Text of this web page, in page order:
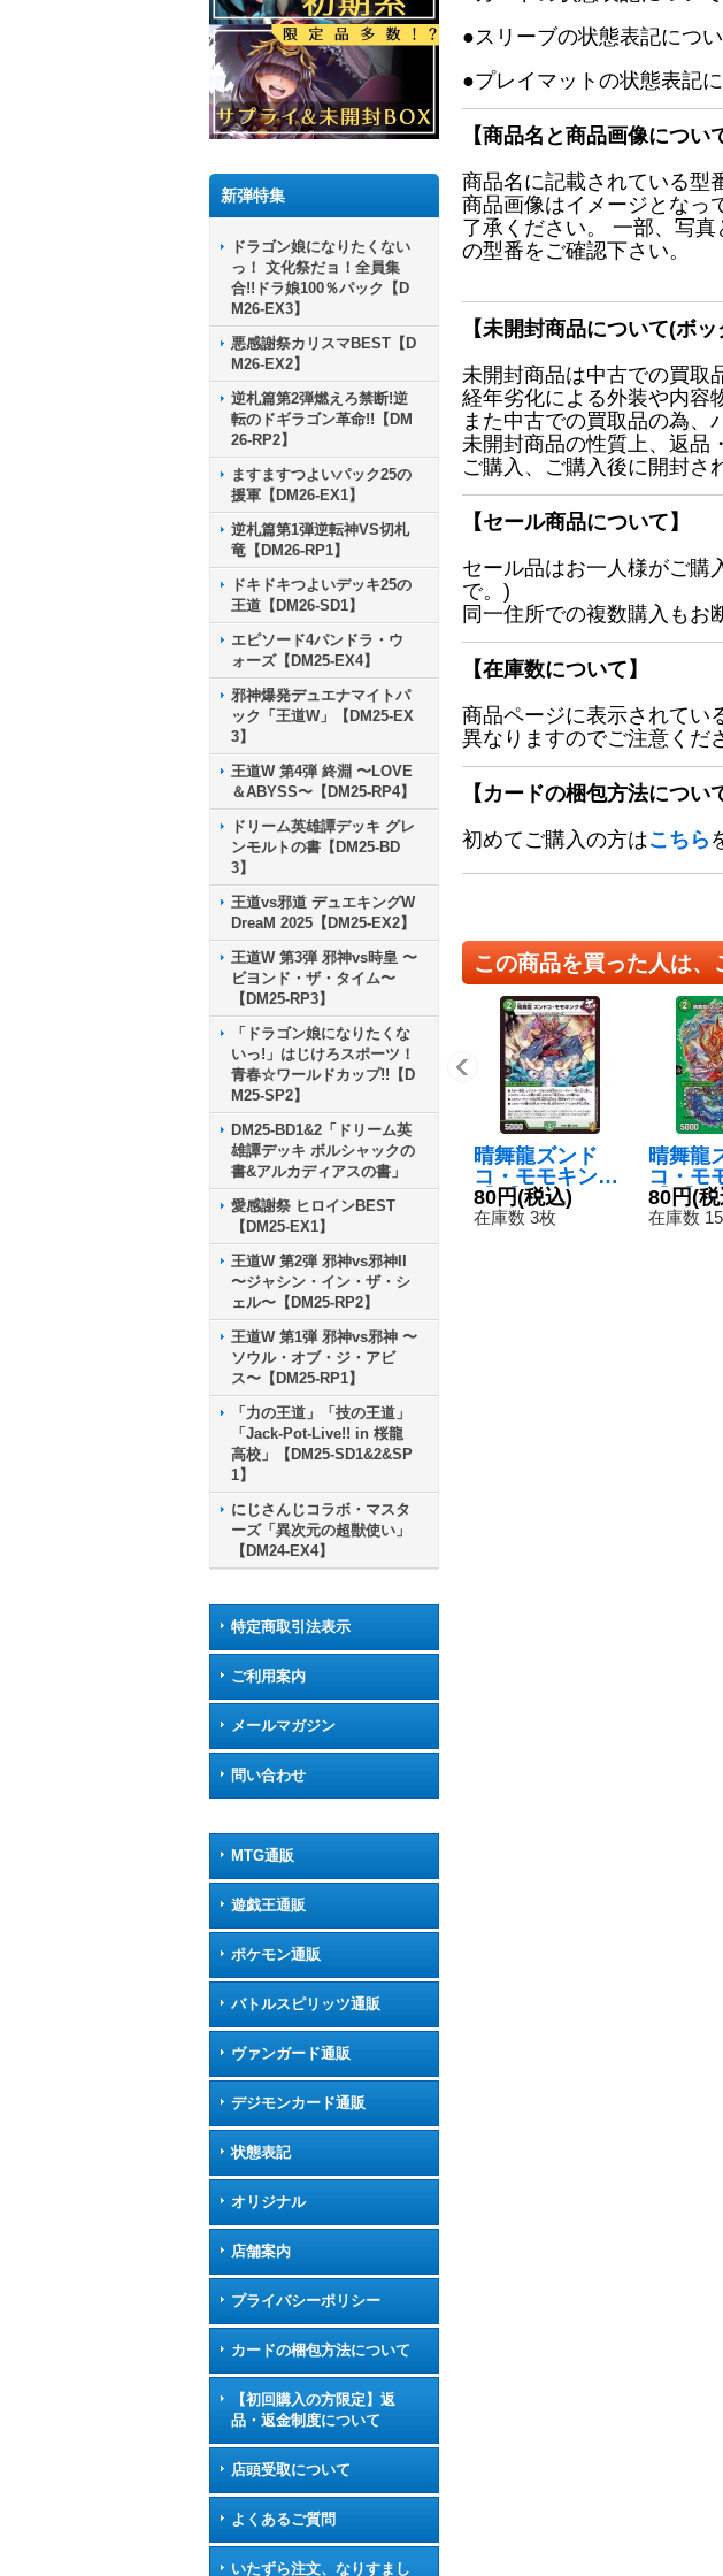
新弾特集
ドラゴン娘になりたくない
っ！ 文化祭だョ！全員集
合!!ドラ娘100％パック【D
M26-EX3】
悪感謝祭カリスマBEST【D
M26-EX2】
逆札篇第2弾燃えろ禁断!逆
転のドギラゴン革命!!【DM
26-RP2】
ますますつよいパック25の
援軍【DM26-EX1】
逆札篇第1弾逆転神VS切札
竜【DM26-RP1】
ドキドキつよいデッキ25の
王道【DM26-SD1】
エピソード4パンドラ・ウ
ォーズ【DM25-EX4】
邪神爆発デュエナマイトパ
ック「王道W」【DM25-EX
3】
王道W 第4弾 終淵 〜LOVE
＆ABYSS〜【DM25-RP4】
ドリーム英雄譚デッキ グレ
ンモルトの書【DM25-BD
3】
王道vs邪道 デュエキングW
DreaM 2025【DM25-EX2】
王道W 第3弾 邪神vs時皇 〜
ビヨンド・ザ・タイム〜
【DM25-RP3】
「ドラゴン娘になりたくな
いっ!」はじけろスポーツ！
青春☆ワールドカップ!!【D
M25-SP2】
DM25-BD1&2「ドリーム英
雄譚デッキ ボルシャックの
書&アルカディアスの書」
愛感謝祭 ヒロインBEST
【DM25-EX1】
王道W 第2弾 邪神vs邪神II
〜ジャシン・イン・ザ・シ
ェル〜【DM25-RP2】
王道W 第1弾 邪神vs邪神 〜
ソウル・オブ・ジ・アビ
ス〜【DM25-RP1】
「力の王道」「技の王道」
「Jack-Pot-Live!! in 桜龍
高校」【DM25-SD1&2&SP
1】
にじさんじコラボ・マスタ
ーズ「異次元の超獣使い」
【DM24-EX4】
特定商取引法表示
ご利用案内
メールマガジン
問い合わせ
MTG通販
遊戯王通販
ポケモン通販
バトルスピリッツ通販
ヴァンガード通販
デジモンカード通販
状態表記
オリジナル
店舗案内
プライバシーポリシー
カードの梱包方法について
【初回購入の方限定】返
品・返金制度について
店頭受取について
よくあるご質問
いたずら注文、なりすまし
●スリーブの状態表記につ
●プレイマットの状態表記
【商品名と商品画像につい
商品名に記載されている型
商品画像はイメージとなっ
了承ください。 一部、写
の型番をご確認下さい。
【未開封商品について(ボ
未開封商品は中古での買取
経年劣化による外装や内容
また中古での買取品の為、
未開封商品の性質上、返品
ご購入、ご購入後に開封さ
【セール商品について】
セール品はお一人様がご購
で。)
同一住所での複数購入もお
【在庫数について】
商品ページに表示されてい
異なりますのでご注意くだ
【カードの梱包方法につい
初めてご購入の方はこちら
この商品を買った人は
晴舞龍ズンド
コ・モモキング
【U】{RP2044/
95}《自然》
80円(税込)
在庫数 3枚
晴舞龍
コ・モ
【U】
38/超
80円(
在庫数